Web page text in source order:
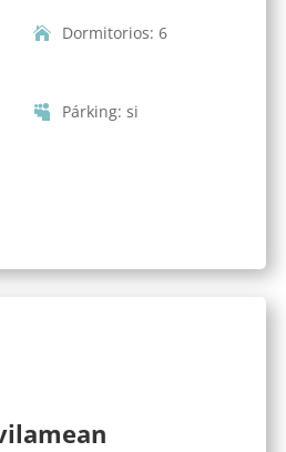
Dormitorios: 6
Párking: si